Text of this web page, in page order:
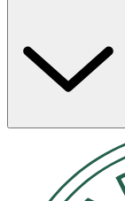
Egenskaper
· Ger riktat
· Kan användas
· Justerbar